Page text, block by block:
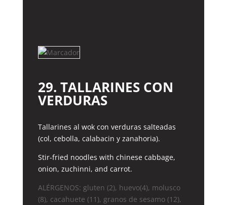
29. TALLARINES CON
VERDURAS
Tallarines al wok con verduras salteadas
(col, cebolla, calabacin y zanahoria).
Stir-fried noodles with chinese cabbage,
onion, zuchinni, and carrot.
ALÉRGENOS: gluten (2), huevo(4), molusco
(8), cacahuete (11), granos de sesamo (12),